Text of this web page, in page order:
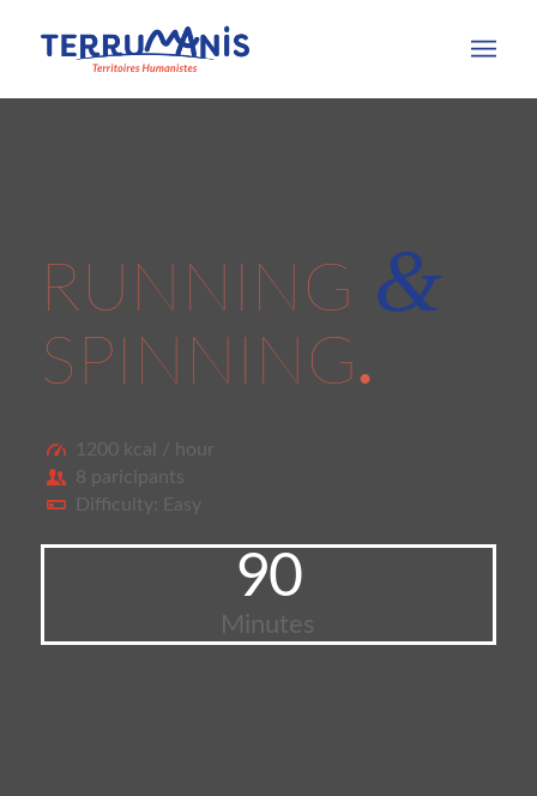
RUNNING &
SPINNING.
1200 kcal / hour
8 paricipants
Difficulty: Easy
90
Minutes